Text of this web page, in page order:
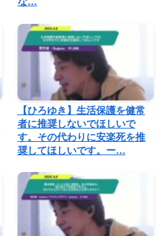
【ひろゆき】生活保護を健常
者に推奨しないでほしいで
す。その代わりに安楽死を推
奨してほしいです。ー…